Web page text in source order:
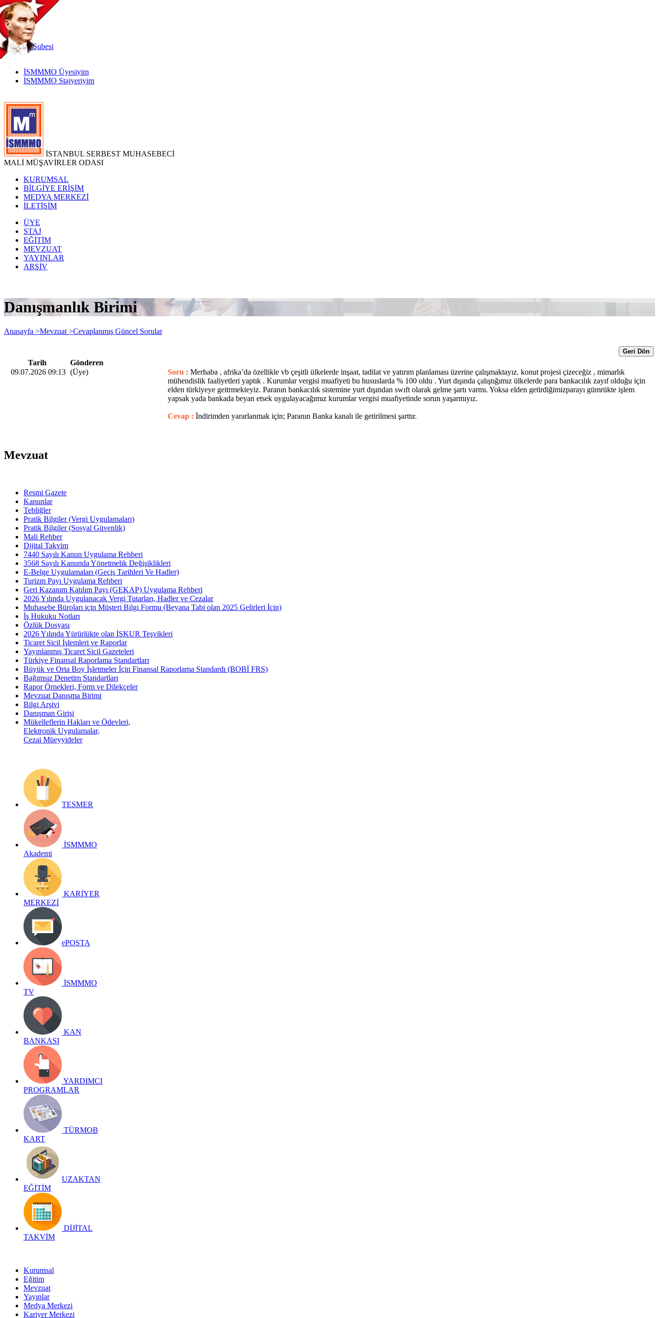
TR
|
EN
İnternetŞubesi
İSMMMO Üyesiyim
İSMMMO Stajyeriyim
İSTANBUL SERBEST MUHASEBECİ
MALİ MÜŞAVİRLER ODASI
KURUMSAL
BİLGİYE ERİŞİM
MEDYA MERKEZİ
İLETİŞİM
ÜYE
STAJ
EĞİTİM
MEVZUAT
YAYINLAR
ARŞİV
Danışmanlık Birimi
Anasayfa >Mevzuat >Cevaplanmış Güncel Sorular
Geri Dön
Tarih
Gönderen
09.07.2026 09:13 (Üye) Soru : Merhaba , afrika’da özellikle vb çeşitli ülkelerde inşaat, tadilat ve yatırım planlaması üzerine çalışmaktayız. konut projesi çizeceğiz , mimarlık
mühendislik faaliyetleri yaptık . Kurumlar vergisi muafiyeti bu hususlarda % 100 oldu . Yurt dışında çalıştığımız ülkelerde para bankacılık zayıf olduğu için
elden türkiyeye geitrmekteyiz. Paranın bankacılık sistemine yurt dışından swıft olarak gelme şartı varmı. Yoksa elden getirdiğimizparayı gümrükte işlem
yapsak yada bankada beyan etsek uygulayacağımız kurumlar vergisi muafiyetinde sorun yaşarmıyız.
Cevap : İndirimden yararlanmak için; Paranın Banka kanalı ile getirilmesi şarttır.
Mevzuat
Resmi Gazete
Kanunlar
Tebliğler
Pratik Bilgiler (Vergi Uygulamaları)
Pratik Bilgiler (Sosyal Güvenlik)
Mali Rehber
Dijital Takvim
7440 Sayılı Kanun Uygulama Rehberi
3568 Sayılı Kanunda Yönetmelik Değişiklikleri
E-Belge Uygulamaları (Geçiş Tarihleri Ve Hadler)
Turizm Payı Uygulama Rehberi
Geri Kazanım Katılım Payı (GEKAP) Uygulama Rehberi
2026 Yılında Uygulanacak Vergi Tutarları, Hadler ve Cezalar
Muhasebe Büroları için Müşteri Bilgi Formu (Beyana Tabi olan 2025 Gelirleri İçin)
İş Hukuku Notları
Özlük Dosyası
2026 Yılında Yürürlükte olan İŞKUR Teşvikleri
Ticaret Sicil İşlemleri ve Raporlar
Yayınlanmış Ticaret Sicil Gazeteleri
Türkiye Finansal Raporlama Standartları
Büyük ve Orta Boy İşletmeler İçin Finansal Raporlama Standardı (BOBİ FRS)
Bağımsız Denetim Standartları
Rapor Örnekleri, Form ve Dilekçeler
Mevzuat Danışma Birimi
Bilgi Arşivi
Danışman Girişi
Mükelleflerin Hakları ve Ödevleri,
Elektronik Uygulamalar,
Cezai Müeyyideler
TESMER
İSMMMO
Akademi
KARİYER
MERKEZİ
ePOSTA
İSMMMO
TV
KAN
BANKASI
YARDIMCI
PROGRAMLAR
TÜRMOB
KART
UZAKTAN
EĞİTİM
DİJİTAL
TAKVİM
Kurumsal
Eğitim
Mevzuat
Yayınlar
Medya Merkezi
Kariyer Merkezi